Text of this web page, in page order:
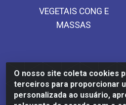
O nosso site coleta cookies
terceiros para proporcionar
personalizada ao usuário,
VEGETAIS CONG E
MASSAS
Frinscal - Distribuidora e
Rodovia BR 101 Sul Km 187,
Palmares/PE - CEP 55540-000 -